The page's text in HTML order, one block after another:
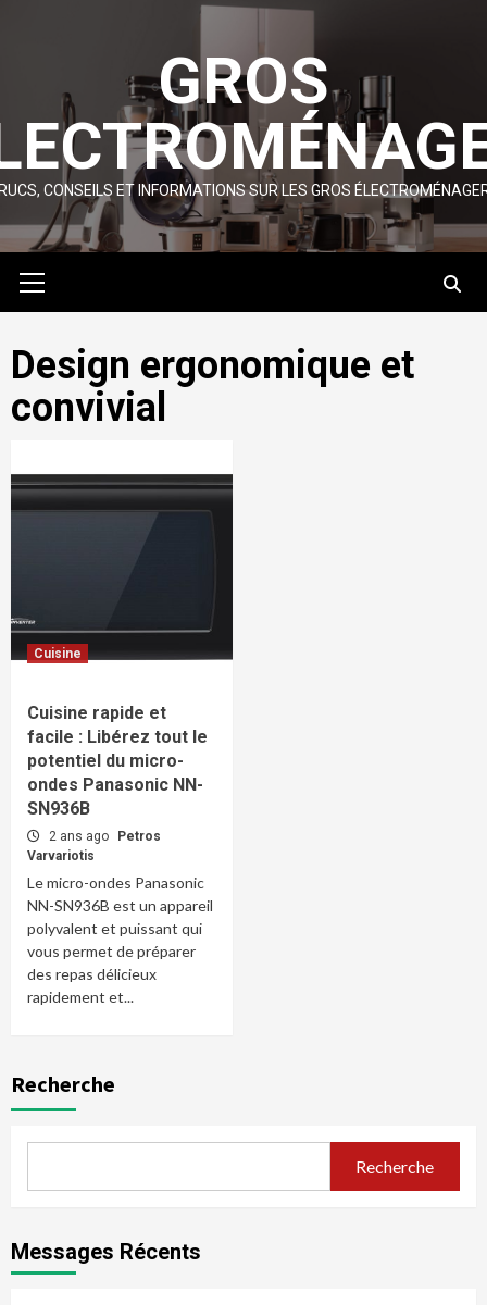
GROS
CONSEILS ET INFORMATIONS SUR LES GROS
Menu
Design ergonomique et
convivial
Cuisine
Cuisine rapide et
facile : Libérez tout le
potentiel du micro-
ondes Panasonic NN-
SN936B
2 ans ago
Petros
Varvariotis
Le micro-ondes Panasonic
NN-SN936B est un appareil
polyvalent et puissant qui
vous permet de préparer
des repas délicieux
rapidement et...
Recherche
Recherche
Messages Récents